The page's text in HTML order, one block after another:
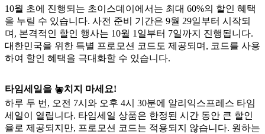
10월 초에 진행되는 초이스데이에서는 최대 60%의 할인 혜택
을 누릴 수 있습니다. 사전 준비 기간은 9월 29일부터 시작되
며, 본격적인 할인 행사는 10월 1일부터 7일까지 진행됩니다.
대한민국을 위한 특별 프로모션 코드도 제공되며, 코드를 사용
하여 할인 혜택을 극대화할 수 있습니다.
타임세일을 놓치지 마세요!
하루 두 번, 오전 7시와 오후 4시 30분에 알리익스프레스 타임
세일이 열립니다. 타임세일 상품은 한정된 시간 동안 큰 할인
율로 제공되지만, 프로모션 코드는 적용되지 않습니다. 원하는